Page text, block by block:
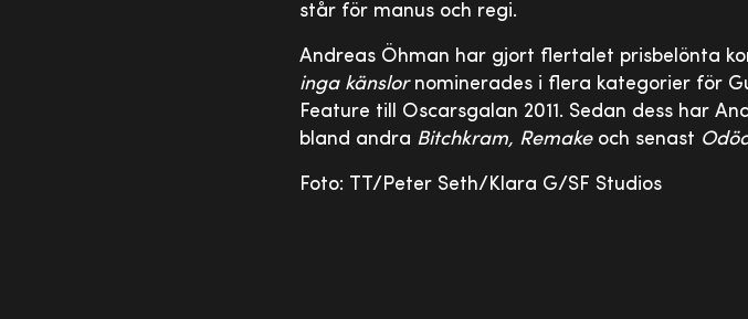
står för manus och regi.
Andreas Öhman har gjort flertalet prisbelönta
inga känslornominerades i flera kategorier för
Feature till Oscarsgalan 2011. Sedan dess har
bland andra Bitchkram, Remakeoch senast
Foto: TT/Peter Seth/Klara G/SF Studios